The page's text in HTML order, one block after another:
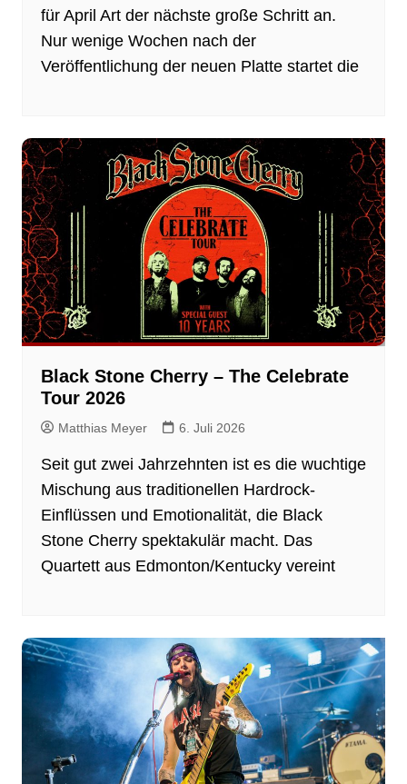
für April Art der nächste große Schritt an.
Nur wenige Wochen nach der
Veröffentlichung der neuen Platte startet die
Black Stone Cherry – The Celebrate
Tour 2026
Matthias Meyer 6. Juli 2026
Seit gut zwei Jahrzehnten ist es die wuchtige
Mischung aus traditionellen Hardrock-
Einflüssen und Emotionalität, die Black
Stone Cherry spektakulär macht. Das
Quartett aus Edmonton/Kentucky vereint